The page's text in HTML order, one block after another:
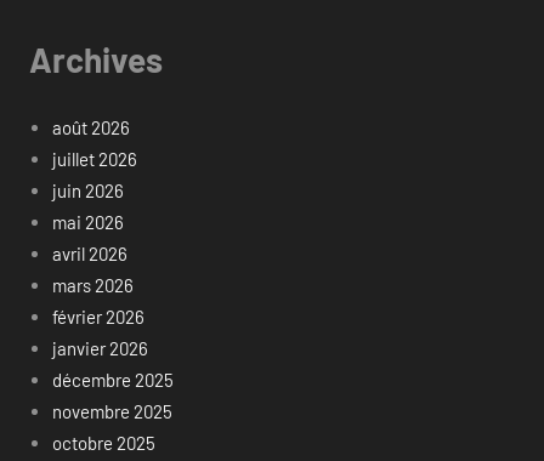
Archives
août 2026
juillet 2026
juin 2026
mai 2026
avril 2026
mars 2026
février 2026
janvier 2026
décembre 2025
novembre 2025
octobre 2025